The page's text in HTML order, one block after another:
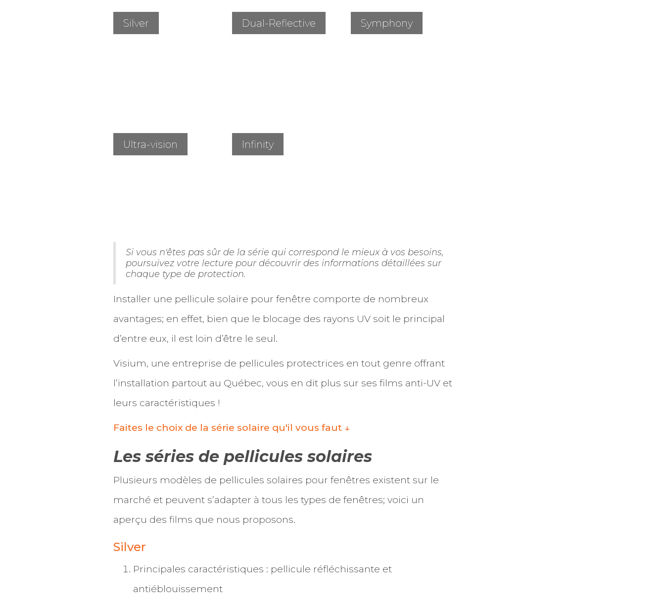
Silver Dual-Reflective Symphony
Ultra-vision Infinity
Si vous n'êtes pas sûr de la série qui correspond le mieux à vos besoins,
poursuivez votre lecture pour découvrir des informations détaillées sur
chaque type de protection.
Installer une pellicule solaire pour fenêtre comporte de nombreux
avantages; en effet, bien que le blocage des rayons UV soit le principal
d’entre eux, il est loin d’être le seul.
Visium, une entreprise de pellicules protectrices en tout genre offrant
l’installation partout au Québec, vous en dit plus sur ses films anti-UV et
leurs caractéristiques !
Faites le choix de la série solaire qu'il vous faut ↓
Les séries de pellicules solaires
Plusieurs modèles de pellicules solaires pour fenêtres existent sur le
marché et peuvent s’adapter à tous les types de fenêtres; voici un
aperçu des films que nous proposons.
Silver
Principales caractéristiques : pellicule réfléchissante et
antiéblouissement